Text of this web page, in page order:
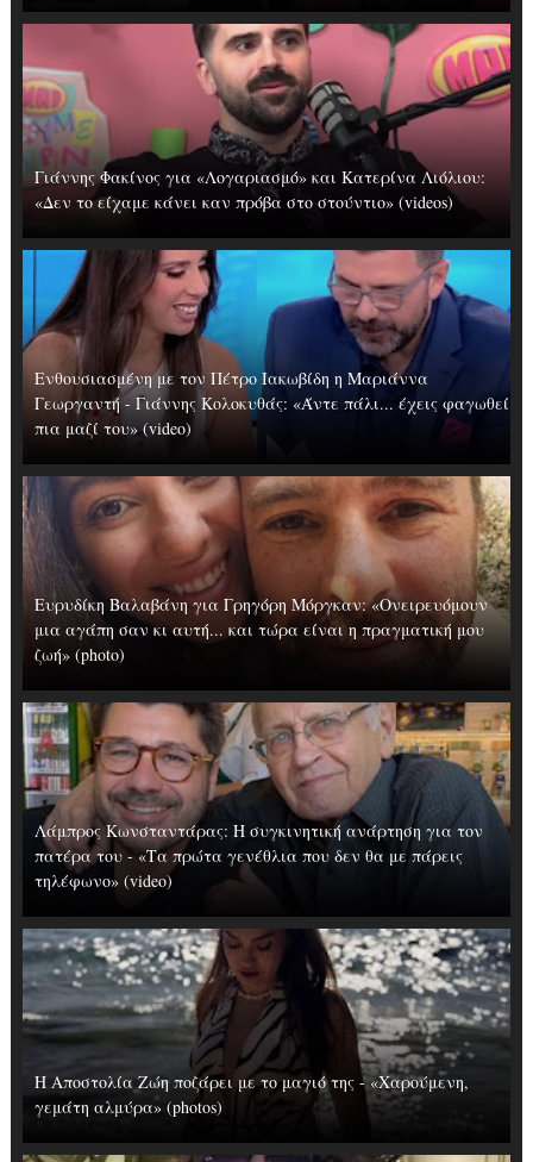
Γιάννης Φακίνος για «Λογαριασμό» και Κατερίνα Λιόλιου:
«Δεν το είχαμε κάνει καν πρόβα στο στούντιο» (videos)
Ενθουσιασμένη με τον Πέτρο Ιακωβίδη η Μαριάννα
Γεωργαντή - Γιάννης Κολοκυθάς: «Άντε πάλι... έχεις φαγωθεί
πια μαζί του» (video)
Ευρυδίκη Βαλαβάνη για Γρηγόρη Μόργκαν: «Oνειρευόμουν
μια αγάπη σαν κι αυτή... και τώρα είναι η πραγματική μου
ζωή» (photo)
Λάμπρος Κωνσταντάρας: H συγκινητική ανάρτηση για τον
πατέρα του - «Τα πρώτα γενέθλια που δεν θα με πάρεις
τηλέφωνο» (video)
Η Αποστολία Ζώη ποζάρει με το μαγιό της - «Χαρούμενη,
γεμάτη αλμύρα» (photos)